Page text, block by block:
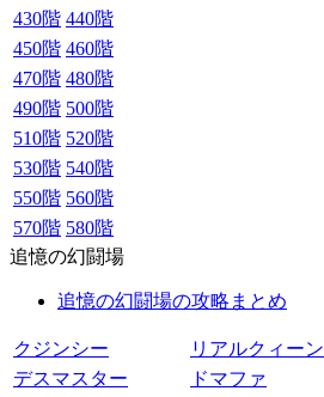
430階 440階
450階 460階
470階 480階
490階 500階
510階 520階
530階 540階
550階 560階
570階 580階
追憶の幻闘場
追憶の幻闘場の攻略まとめ
クジンシー
リアルクィーン
デスマスター
ドマファ